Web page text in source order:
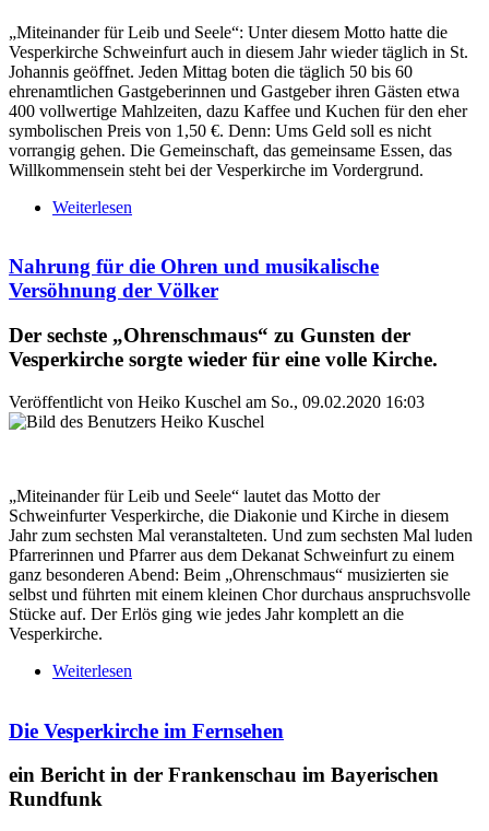
„Miteinander für Leib und Seele“: Unter diesem Motto hatte die
Vesperkirche Schweinfurt auch in diesem Jahr wieder täglich in St.
Johannis geöffnet. Jeden Mittag boten die täglich 50 bis 60
ehrenamtlichen Gastgeberinnen und Gastgeber ihren Gästen etwa
400 vollwertige Mahlzeiten, dazu Kaffee und Kuchen für den eher
symbolischen Preis von 1,50 €. Denn: Ums Geld soll es nicht
vorrangig gehen. Die Gemeinschaft, das gemeinsame Essen, das
Willkommensein steht bei der Vesperkirche im Vordergrund.
Weiterlesen
Nahrung für die Ohren und musikalische
Versöhnung der Völker
Der sechste „Ohrenschmaus“ zu Gunsten der
Vesperkirche sorgte wieder für eine volle Kirche.
Veröffentlicht von Heiko Kuschel am So., 09.02.2020 16:03
„Miteinander für Leib und Seele“ lautet das Motto der
Schweinfurter Vesperkirche, die Diakonie und Kirche in diesem
Jahr zum sechsten Mal veranstalteten. Und zum sechsten Mal luden
Pfarrerinnen und Pfarrer aus dem Dekanat Schweinfurt zu einem
ganz besonderen Abend: Beim „Ohrenschmaus“ musizierten sie
selbst und führten mit einem kleinen Chor durchaus anspruchsvolle
Stücke auf. Der Erlös ging wie jedes Jahr komplett an die
Vesperkirche.
Weiterlesen
Die Vesperkirche im Fernsehen
ein Bericht in der Frankenschau im Bayerischen
Rundfunk